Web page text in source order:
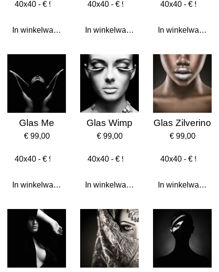
In winkelwagen In winkelwagen In winkelwagen
Glas Me
€ 99,00
In winkelwagen
Glas Wimp
€ 99,00
In winkelwagen
Glas Zilverino
€ 99,00
In winkelwagen